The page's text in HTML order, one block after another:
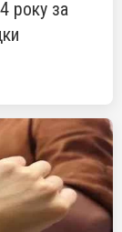
року за